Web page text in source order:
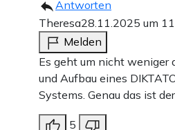
Antworten
Theresa28.11.2025 um
Melden
Es geht um nicht weniger
und Aufbau eines
Systems. Genau das ist
5